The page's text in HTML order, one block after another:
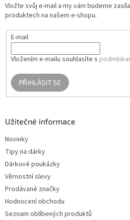
Vložte svůj e-mail a my vám budeme
produktech na našem e-shopu.
E-mail
Vložením e-mailu souhlasíte s
PŘIHLÁSIT SE
Užitečné informace
Novinky
Tipy na dárky
Dárkové poukázky
Věrnostní slevy
Prodávané značky
Hodnocení obchodu
Seznam oblíbených produktů